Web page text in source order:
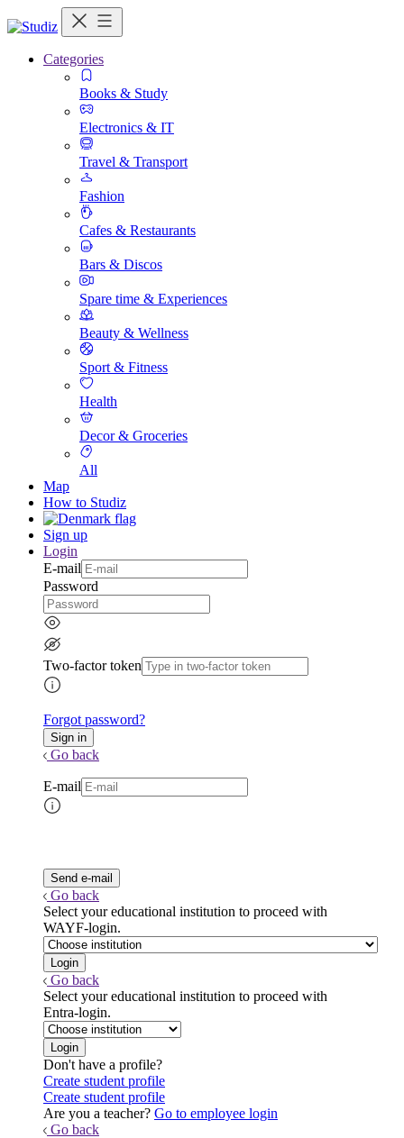
Categories
Books & Study
Electronics & IT
Travel & Transport
Fashion
Cafes & Restaurants
Bars & Discos
Spare time & Experiences
Beauty & Wellness
Sport & Fitness
Health
Decor & Groceries
All
Map
How to Studiz
Sign up
Login
E-mail
Password
Two-factor token
Forgot password?
Go back
E-mail
Go back
Select your educational institution to proceed with
WAYF-login.
Go back
Select your educational institution to proceed with
Entra-login.
Don't have a profile?
Create student profile
Create student profile
Are you a teacher? Go to employee login
Go back